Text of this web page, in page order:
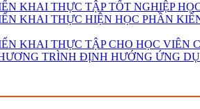
KHAI THỰC TẬP TỐT NGHIỆP
KHAI THỰC HIỆN HỌC PHẦN
KHAI THỰC TẬP CHO HỌC VIÊN
TRÌNH ĐỊNH HƯỚNG ỨNG